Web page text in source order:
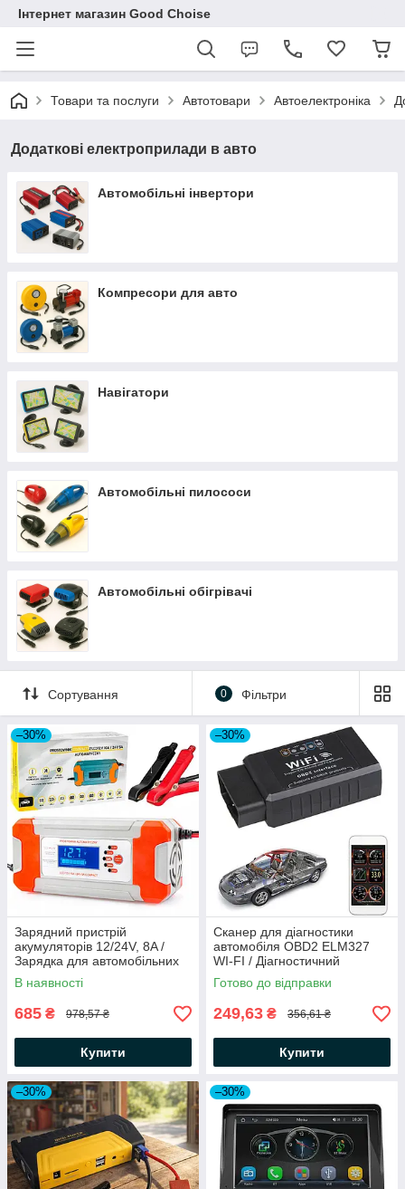
Інтернет магазин Good Choise
Товари та послуги Автотовари Автоелектроніка
Додаткові електроприлади в авто
Автомобільні інвертори
Компресори для авто
Навігатори
Автомобільні пилососи
Автомобільні обігрівачі
Сортування 0 Фільтри
–30%
Зарядний пристрій
акумуляторів 12/24V, 8A /
Зарядка для автомобільних
акумуляторів / Автоматичний
ЗП
В наявності
685 ₴ 978,57 ₴
Купити
–30%
Сканер для діагностики
автомобіля OBD2 ELM327
WI-FI / Діагностичний
автосканер
Готово до відправки
249,63 ₴ 356,61 ₴
Купити
–30% –30%